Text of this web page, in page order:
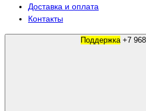
Доставка и оплата
Контакты
Поддержка